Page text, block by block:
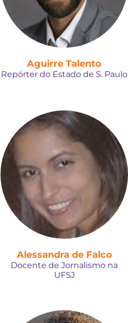
Aguirre Talento
Repórter do Estado de S. Paulo
Alessandra de Falco
Docente de Jornalismo na
UFSJ